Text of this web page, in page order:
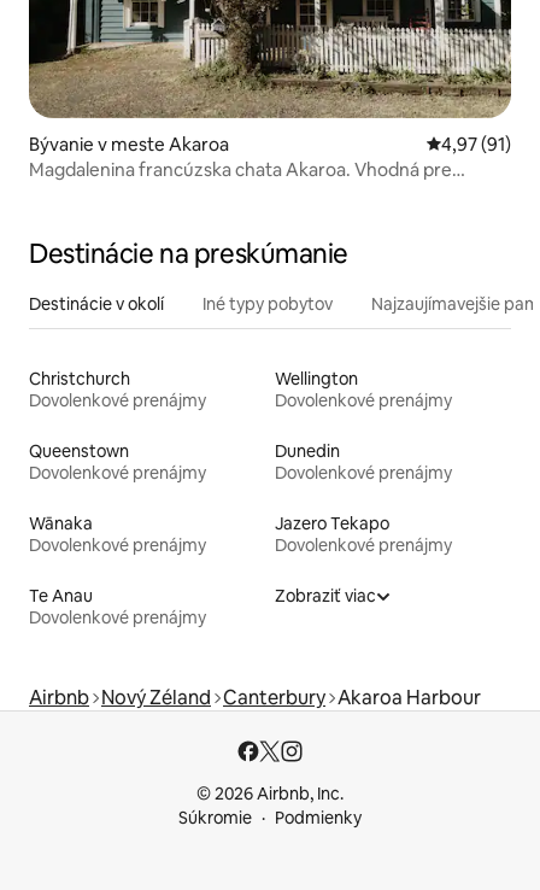
Bývanie v meste Akaroa Priemerné
4,97 (91)
Magdalenina francúzska chata Akaroa. Vhodná pre
Destinácie na preskúmanie
Destinácie v okolí Iné typy pobytov Najzaujímavejšie
Christchurch
Dovolenkové prenájmy
Wellington
Dovolenkové prenájmy
Queenstown
Dovolenkové prenájmy
Dunedin
Dovolenkové prenájmy
Wānaka
Dovolenkové prenájmy
Jazero Tekapo
Dovolenkové prenájmy
Te Anau
Dovolenkové prenájmy
Zobraziť viac
Airbnb Nový Zéland Canterbury Akaroa Harbour
© 2026 Airbnb, Inc.
Súkromie
Podmienky